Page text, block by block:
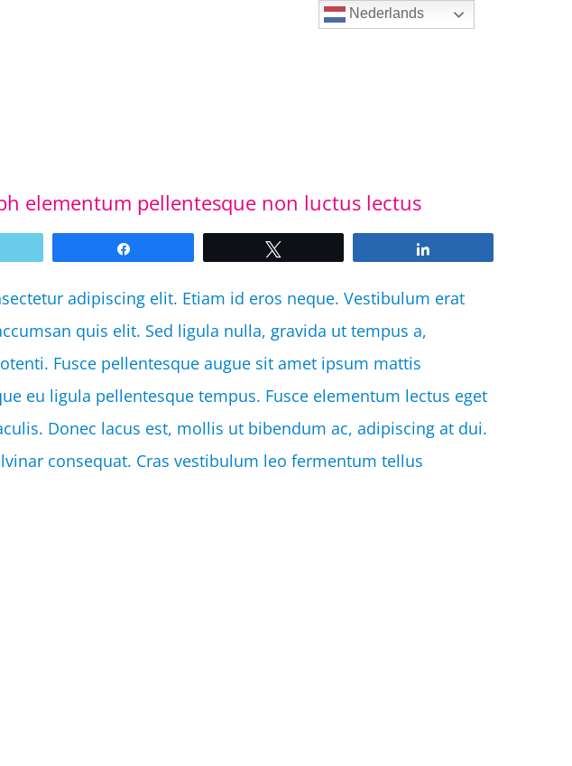
elementum pellentesque non luctus lectus
adipiscing elit. Etiam id eros neque. Vestibulum erat
quis elit. Sed ligula nulla, gravida ut tempus a,
Fusce pellentesque augue sit amet ipsum mattis
eu ligula pellentesque tempus. Fusce elementum lectus eget
Donec lacus est, mollis ut bibendum ac, adipiscing at dui.
consequat. Cras vestibulum leo fermentum tellus
Nederlands